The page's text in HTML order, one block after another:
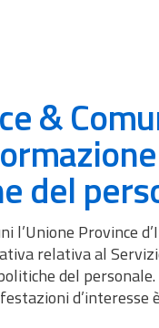
&
del
l’Unione Province
relativa al
del personale.
d’interesse